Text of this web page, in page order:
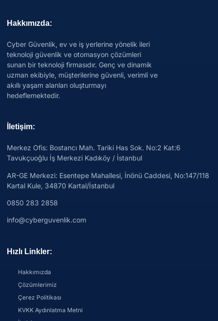
Hakkımızda:
Cyber Güvenlik, ev ve iş yerlerine yönelik ileri
teknoloji güvenlik ve otomasyon çözümleri
sunan bir teknoloji firmasıdır. Genç ve dinamik
uzman ekibiyle, müşterilerine güvenli, verimli ve
akıllı yaşam alanları oluşturmayı
hedeflemektedir.
İletişim:
Merkez Ofis: Bostancı Mah. Tariki Has Sok. No:2 Kat:6
Tavukçuoğlu İş Merkezi Kadıköy / İstanbul
AR-GE Merkezi: Esentepe Mahallesi, İnönü Caddesi, No:147/118
Kartal Kule, 34870 Kartal/İstanbul
0850 283 2858
info@cyberguvenlik.com
Hızlı Linkler:
Hakkımızda
Çözümlerimiz
Çerez Politikası
KVKK Aydınlatma Metni